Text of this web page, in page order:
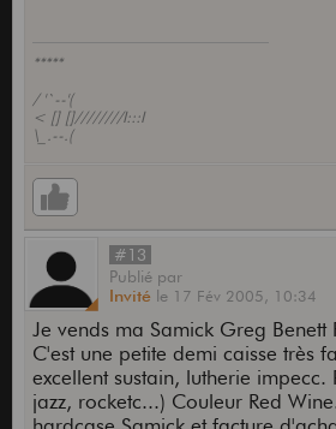
*****
/ '`--'(
< [] []////////I:::I
\_.--.(
#13
Publié par
Invité le 17 Fév 2005, 10:34
Je vends ma Samick Greg Benett
C'est une petite demi caisse très
excellent sustain, lutherie impecc.
jazz, rocketc...) Couleur Red